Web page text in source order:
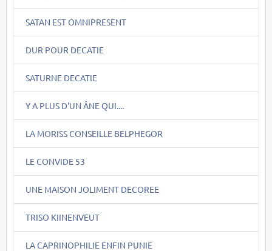
SATAN EST OMNIPRESENT
DUR POUR DECATIE
SATURNE DECATIE
Y A PLUS D'UN ÂNE QUI....
LA MORISS CONSEILLE BELPHEGOR
LE CONVIDE 53
UNE MAISON JOLIMENT DECOREE
TRISO KIINENVEUT
LA CAPRINOPHILIE ENFIN PUNIE